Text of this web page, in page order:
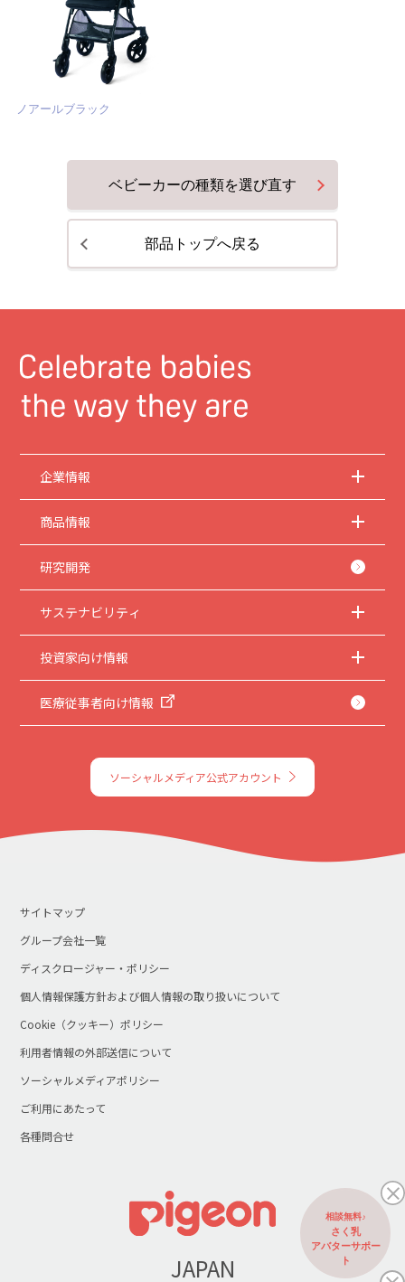
ノアールブラック
部品トップへ戻る
ベビーカーの種類を選び直す
企業情報
商品情報
研究開発
サステナビリティ
投資家向け情報
医療従事者向け情報
ソーシャルメディア公式アカウント
サイトマップ
グループ会社一覧
ディスクロージャー・ポリシー
個人情報保護方針および個人情報の取り扱いについて
Cookie（クッキー）ポリシー
利用者情報の外部送信について
ソーシャルメディアポリシー
ご利用にあたって
各種問合せ
JAPAN
相談無料♪
さく乳
アバターサポー
ト